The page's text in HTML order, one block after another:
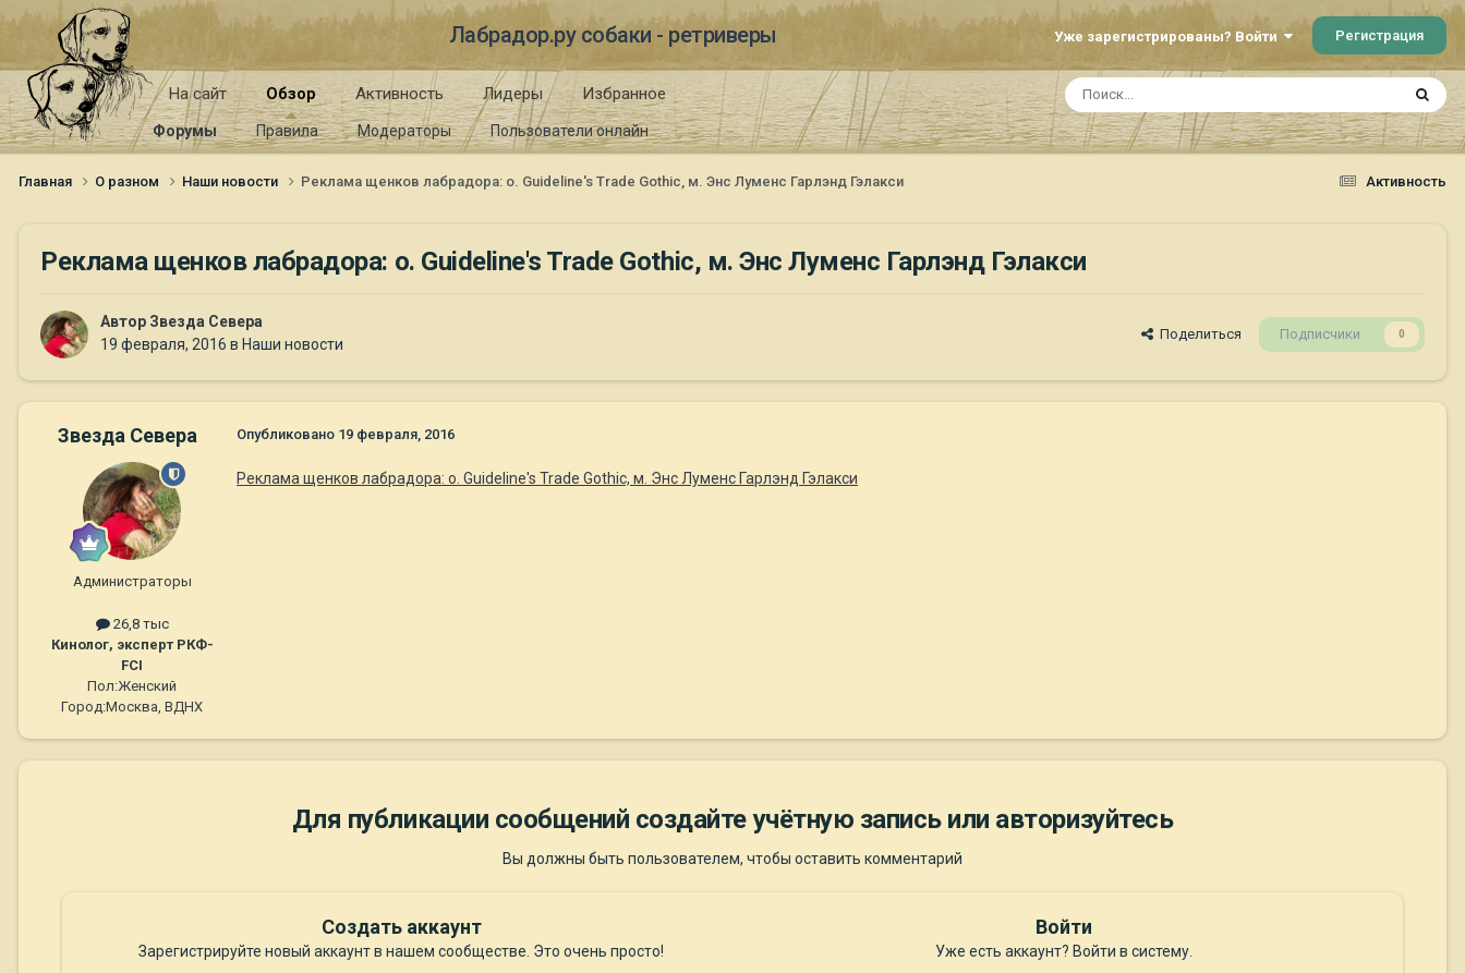
Лабрадор.ру собаки - ретриверы Уже зарегистрированы? Войти Регистрация
На сайт Обзор
Форумы Правила Модераторы Пользователи онлайн
Активность Лидеры Избранное
Активность
Главная О разном Наши новости Реклама щенков лабрадора: о. Guideline's Trade Gothic, м. Энс Луменс Гарлэнд Гэлакси
Реклама щенков лабрадора: о. Guideline's Trade Gothic, м. Энс Луменс Гарлэнд Гэлакси
Автор Звезда Севера
19 февраля, 2016 в Наши новости
Поделиться Подписчики 0
Звезда Севера
Администраторы
26,8 тыс
Кинолог, эксперт РКФ-
FCI
Пол:Женский
Город:Москва, ВДНХ
Опубликовано 19 февраля, 2016
Реклама щенков лабрадора: о. Guideline's Trade Gothic, м. Энс Луменс Гарлэнд Гэлакси
Для публикации сообщений создайте учётную запись или авторизуйтесь
Вы должны быть пользователем, чтобы оставить комментарий
Создать аккаунт
Зарегистрируйте новый аккаунт в нашем сообществе. Это очень просто!
Войти
Уже есть аккаунт? Войти в систему.